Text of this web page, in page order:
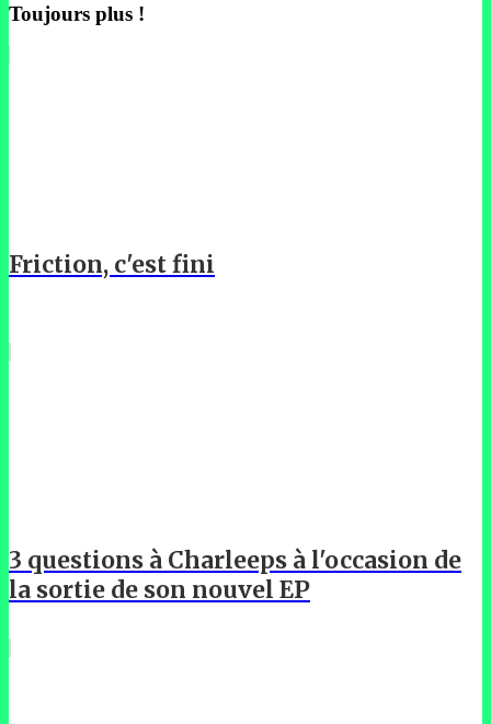
Toujours plus !
Friction, c'est fini
3 questions à Charleeps à l'occasion de
la sortie de son nouvel EP